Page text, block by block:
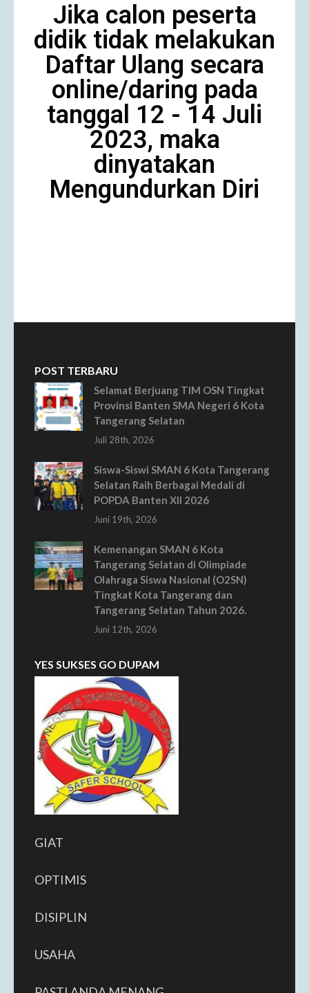
Jika calon peserta
didik tidak melakukan
Daftar Ulang secara
online/daring pada
tanggal 12 - 14 Juli
2023, maka
dinyatakan
Mengundurkan Diri
POST TERBARU
Selamat Berjuang TIM OSN Tingkat
Provinsi Banten SMA Negeri 6 Kota
Tangerang Selatan
Juli 28th, 2026
Siswa-Siswi SMAN 6 Kota Tangerang
Selatan Raih Berbagai Medali di
POPDA Banten XII 2026
Juni 19th, 2026
Kemenangan SMAN 6 Kota
Tangerang Selatan di Olimpiade
Olahraga Siswa Nasional (O2SN)
Tingkat Kota Tangerang dan
Tangerang Selatan Tahun 2026.
Juni 12th, 2026
YES SUKSES GO DUPAM
GIAT
OPTIMIS
DISIPLIN
USAHA